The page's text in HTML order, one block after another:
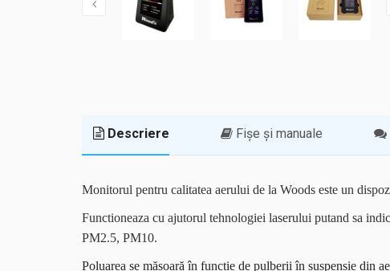
Descriere Fișe și manuale
Monitorul pentru calitatea aerului de la Woods este un
Functioneaza cu ajutorul tehnologiei laserului putand sa
PM2.5, PM10.
Poluarea se măsoară în funcție de pulberii în suspensie din